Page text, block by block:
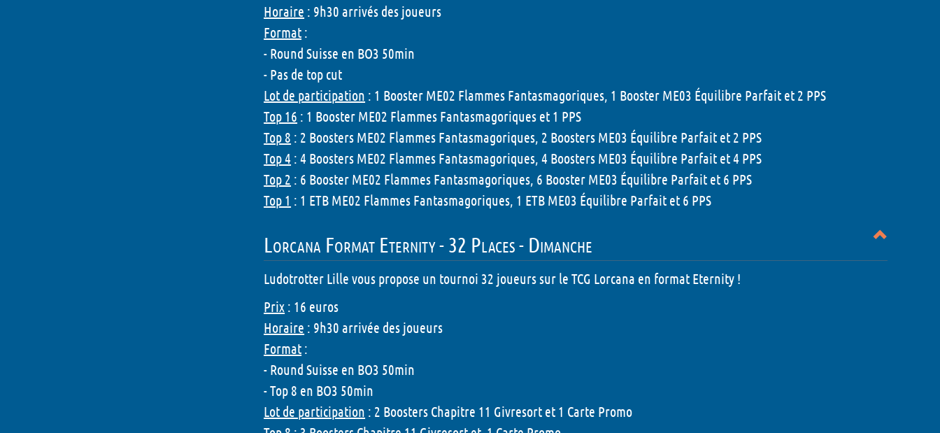
Horaire : 9h30 arrivés des joueurs
Format :
- Round Suisse en BO3 50min
- Pas de top cut
Lot de participation : 1 Booster ME02 Flammes Fantasmagoriques, 1 Booster ME03 Équilibre Parfait et 2 PPS
Top 16 : 1 Booster ME02 Flammes Fantasmagoriques et 1 PPS
Top 8 : 2 Boosters ME02 Flammes Fantasmagoriques, 2 Boosters ME03 Équilibre Parfait et 2 PPS
Top 4 : 4 Boosters ME02 Flammes Fantasmagoriques, 4 Boosters ME03 Équilibre Parfait et 4 PPS
Top 2 : 6 Booster ME02 Flammes Fantasmagoriques, 6 Booster ME03 Équilibre Parfait et 6 PPS
Top 1 : 1 ETB ME02 Flammes Fantasmagoriques, 1 ETB ME03 Équilibre Parfait et 6 PPS
Lorcana Format Eternity - 32 Places - Dimanche
Ludotrotter Lille vous propose un tournoi 32 joueurs sur le TCG Lorcana en format Eternity !
Prix : 16 euros
Horaire : 9h30 arrivée des joueurs
Format :
- Round Suisse en BO3 50min
- Top 8 en BO3 50min
Lot de participation : 2 Boosters Chapitre 11 Givresort et 1 Carte Promo